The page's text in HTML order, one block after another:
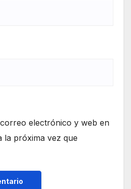
electrónico y web en
la próxima vez que